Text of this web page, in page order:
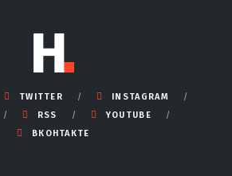
TWITTER
INSTAGRAM
RSS
YOUTUBE
ВКОНТАКТЕ